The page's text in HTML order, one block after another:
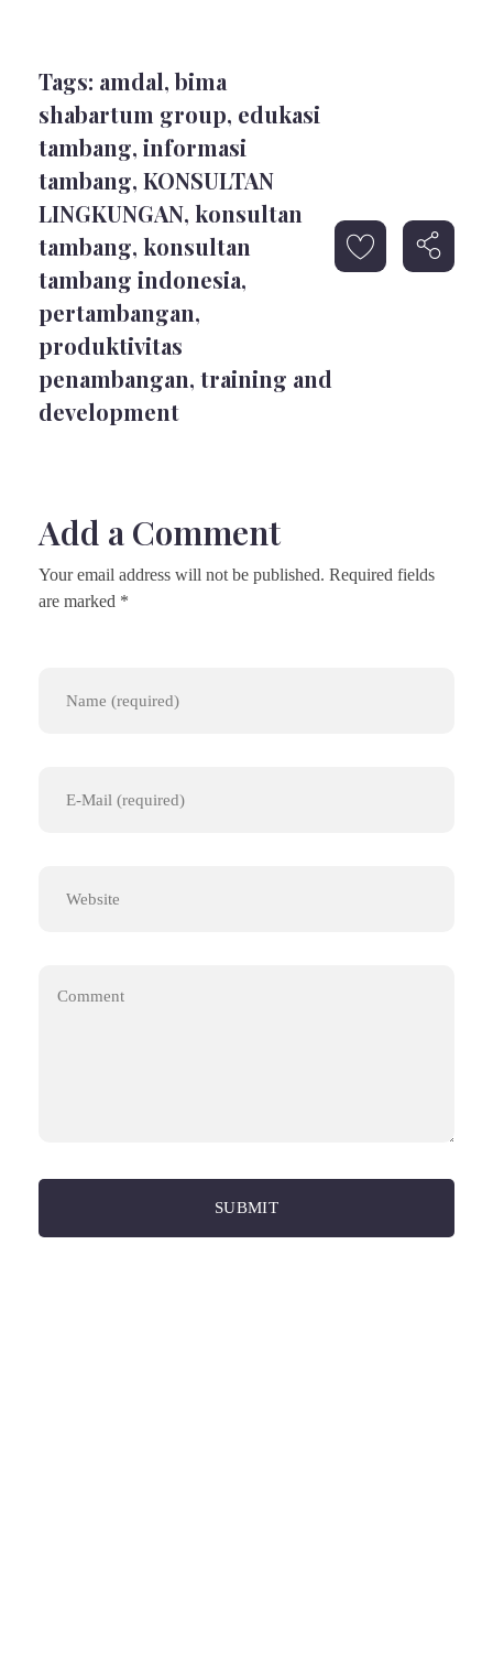
Tags: amdal, bima
shabartum group, edukasi
tambang, informasi
tambang, KONSULTAN
LINGKUNGAN, konsultan
tambang, konsultan
tambang indonesia,
pertambangan,
produktivitas
penambangan, training and
development
Add a Comment
Your email address will not be published. Required fields
are marked *